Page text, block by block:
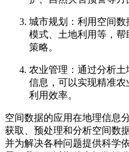
城市规划：利用空间
模式、土地利用等，
策略。
农业管理：通过分析
信息，可以实现精准
利用效率。
空间数据的应用在地理信息
获取、预处理和分析空间数
并为解决各种问题提供科学